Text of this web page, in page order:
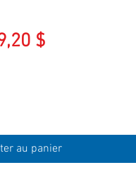
$Prix
au panier